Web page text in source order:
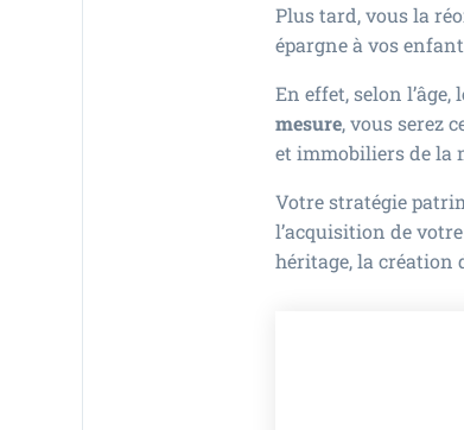
Plus tard, vous la
épargne à vos
En effet, selon
mesure, vous serez
et immobiliers de la
Votre stratégie
l’acquisition de
héritage, la création